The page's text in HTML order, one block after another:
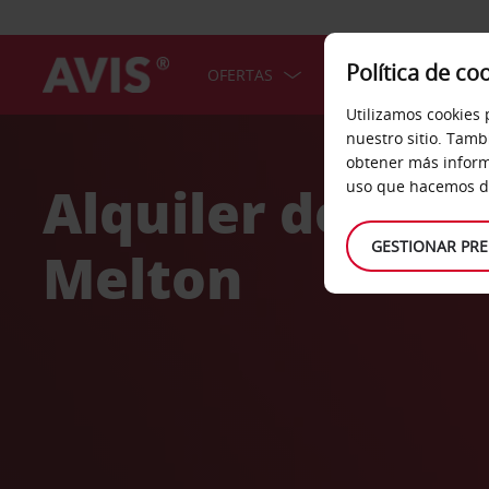
OFERTAS COCHES
Alquiler de
Melton
Política de
Utilizamos
nuestro sitio.
obtener más
uso que hacemos
GESTIONAR